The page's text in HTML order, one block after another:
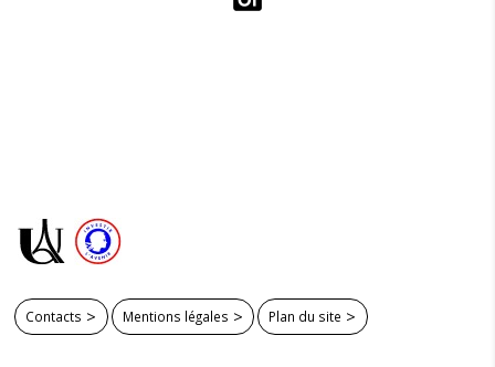
Contacts Mentions légales Plan du site